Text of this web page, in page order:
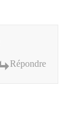
Répondre